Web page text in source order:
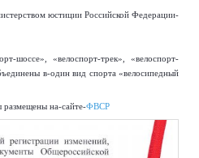
юстиции Российской Федерации-
шоссе», «велоспорт-трек», «велоспорт-
в-один вид спорта «велосипедный
на-сайте-ФВСР